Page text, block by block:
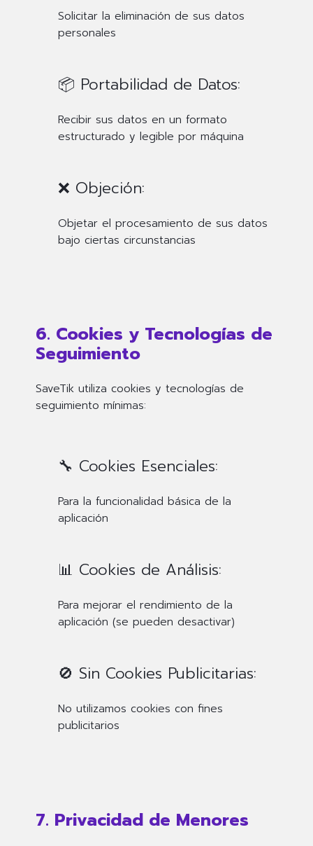
Solicitar la eliminación de sus datos
personales
📦 Portabilidad de Datos:
Recibir sus datos en un formato
estructurado y legible por máquina
❌ Objeción:
Objetar el procesamiento de sus datos
bajo ciertas circunstancias
6. Cookies y Tecnologías de
Seguimiento
SaveTik utiliza cookies y tecnologías de
seguimiento mínimas:
🔧 Cookies Esenciales:
Para la funcionalidad básica de la
aplicación
📊 Cookies de Análisis:
Para mejorar el rendimiento de la
aplicación (se pueden desactivar)
🚫 Sin Cookies Publicitarias:
No utilizamos cookies con fines
publicitarios
7. Privacidad de Menores